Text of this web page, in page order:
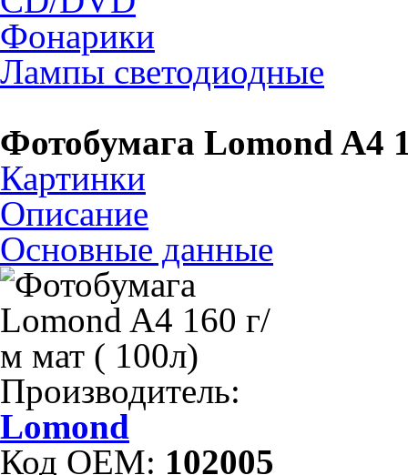
Фонарики
Лампы светодиодные
Фотобумага Lomond A4
Картинки
Описание
Основные данные
Производитель:
Lomond
Код OEM: 102005